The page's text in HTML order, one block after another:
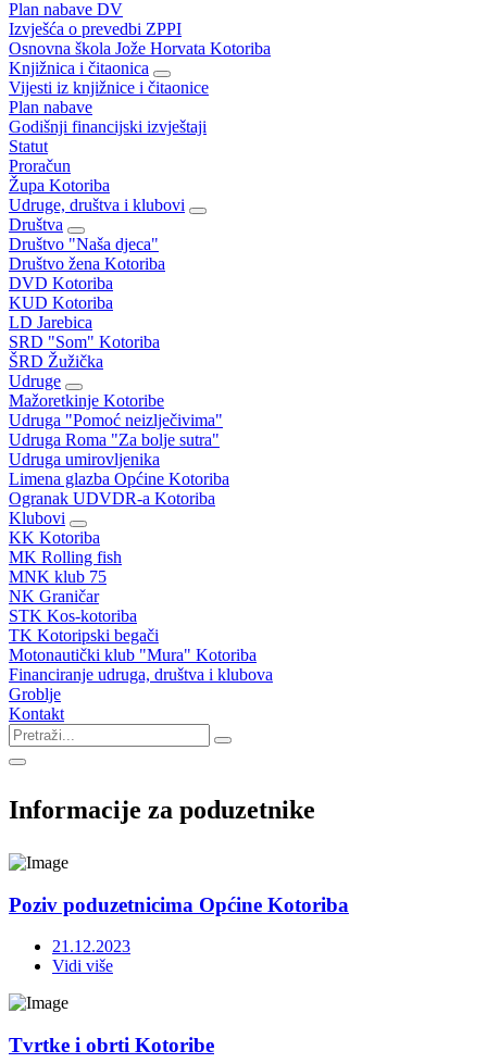
Plan nabave DV
Izvješća o prevedbi ZPPI
Osnovna škola Jože Horvata Kotoriba
Knjižnica i čitaonica
Vijesti iz knjižnice i čitaonice
Plan nabave
Godišnji financijski izvještaji
Statut
Proračun
Župa Kotoriba
Udruge, društva i klubovi
Društva
Društvo "Naša djeca"
Društvo žena Kotoriba
DVD Kotoriba
KUD Kotoriba
LD Jarebica
SRD "Som" Kotoriba
ŠRD Žužička
Udruge
Mažoretkinje Kotoribe
Udruga "Pomoć neizlječivima"
Udruga Roma "Za bolje sutra"
Udruga umirovljenika
Limena glazba Općine Kotoriba
Ogranak UDVDR-a Kotoriba
Klubovi
KK Kotoriba
MK Rolling fish
MNK klub 75
NK Graničar
STK Kos-kotoriba
TK Kotoripski begači
Motonautički klub "Mura" Kotoriba
Financiranje udruga, društva i klubova
Groblje
Kontakt
Informacije za poduzetnike
Poziv poduzetnicima Općine Kotoriba
21.12.2023
Vidi više
Tvrtke i obrti Kotoribe